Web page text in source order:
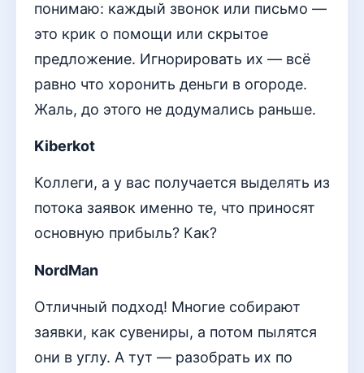
понимаю: каждый звонок или письмо —
это крик о помощи или скрытое
предложение. Игнорировать их — всё
равно что хоронить деньги в огороде.
Жаль, до этого не додумались раньше.
Kiberkot
Коллеги, а у вас получается выделять из
потока заявок именно те, что приносят
основную прибыль? Как?
NordMan
Отличный подход! Многие собирают
заявки, как сувениры, а потом пылятся
они в углу. А тут — разобрать их по